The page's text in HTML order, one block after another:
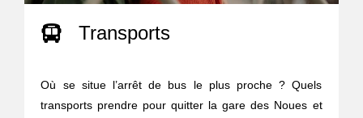
Transports
Où se situe l’arrêt de bus le plus proche ? Quels
transports prendre pour quitter la gare des Noues et